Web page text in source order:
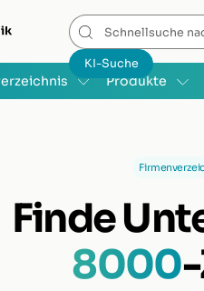
Produkte
Finde
8000